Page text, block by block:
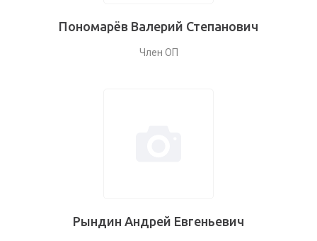
Пономарёв Валерий Степанович
Член ОП
Рындин Андрей Евгеньевич